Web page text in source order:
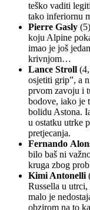
teško vaditi
tako inferiornu
Pierre Gasly
koju Alpine
imao je još
krivnjom…
Lance Stroll
osjetiti grip”, a
prvom zavoju i
bodove, iako je
bolidu Astona.
u ostatku utrke
pretjecanja.
Fernando
bilo baš ni
kruga zbog
Kimi Antonelli
Russella u
malo je
obzirom na to